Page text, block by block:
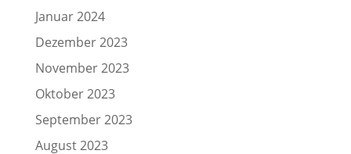
Januar 2024
Dezember 2023
November 2023
Oktober 2023
September 2023
August 2023